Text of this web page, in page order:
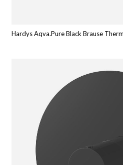
Hardys Aqva.Pure Black Brause